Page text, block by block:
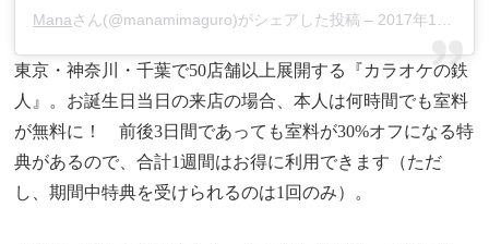
Manaさん(@manamimaguro)がシェアした投稿 – 2017年12月月4日午後10時10分PST
東京・神奈川・千葉で50店舗以上展開する『カラオケの鉄
人』。お誕生日当日の来店の場合、本人は何時間でも室料
が無料に！ 前後3日間であっても室料が30%オフになる特
典があるので、合計1週間はお得に利用できます（ただ
し、期間中特典を受けられるのは1回のみ）。